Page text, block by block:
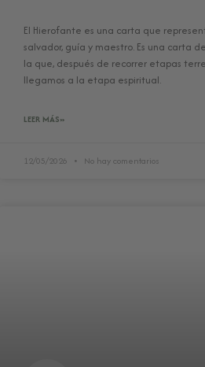
El Hierofante es una carta que
salvador, guía y maestro. Es una carta
la que, después de recorrer etapas
llegamos a la etapa espiritual.
LEER MÁS»
12/05/2026 No hay comentarios